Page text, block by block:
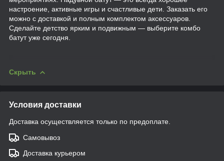
настроение, активные игры и счастливые дети. Заказать его
можно с доставкой и полным комплектом аксессуаров.
Сделайте детство ярким и подвижным — выберите комбо
батут уже сегодня.
Скрыть
Условия доставки
Доставка осуществляется только по предоплате.
Самовывоз
Доставка курьером